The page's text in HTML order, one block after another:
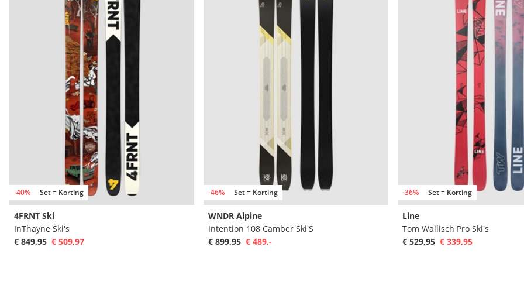
-40% Set = Korting
4FRNT Ski
InThayne Ski's
€ 849,95 € 509,97
-46% Set = Korting
WNDR Alpine
Intention 108 Camber Ski'S
€ 899,95 € 489,-
-36% Set = Korting
Line
Tom Wallisch Pro Ski's
€ 529,95 € 339,95